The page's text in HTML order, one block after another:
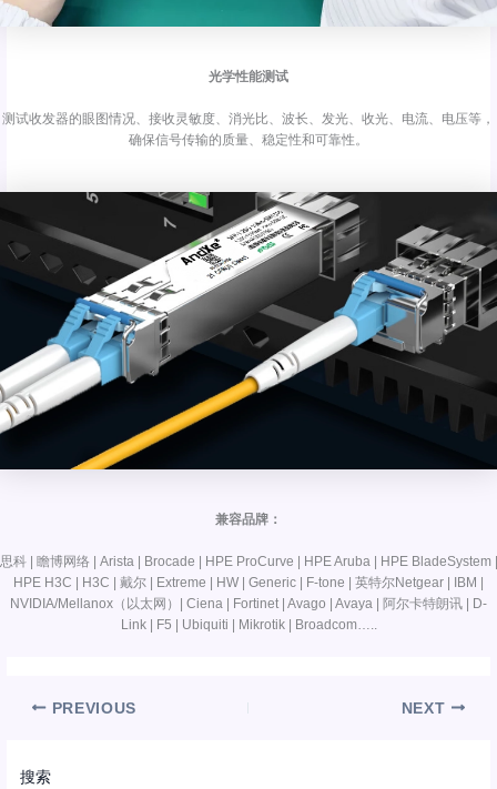
搜索
光学性能测试
测试收发器的眼图情况、接收灵敏度、消光比、波长、发光、收光、电流、电压等，
确保信号传输的质量、稳定性和可靠性。
兼容品牌：
思科 | 瞻博网络 | Arista | Brocade | HPE ProCurve | HPE Aruba | HPE BladeSystem |
HPE H3C | H3C | 戴尔 | Extreme | HW | Generic | F-tone | 英特尔Netgear | IBM |
NVIDIA/Mellanox（以太网）| Ciena | Fortinet | Avago | Avaya | 阿尔卡特朗讯 | D-
Link | F5 | Ubiquiti | Mikrotik | Broadcom…..
PREVIOUS NEXT